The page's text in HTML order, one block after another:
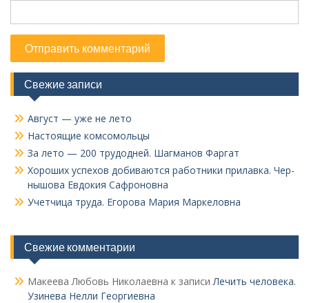
Свежие записи
Август — уже не лето
Настоящие комсомольцы
За лето — 200 трудодней. Шагманов Фаргат
Хороших успехов добиваются работники прилавка. Чер­
нышова Евдокия Сафроновна
Учетчица труда. Его­рова Мария Маркеловна
Свежие комментарии
Макеева Любовь Николаевна к записи Лечить человека.
Узинева Нелли Георгиевна